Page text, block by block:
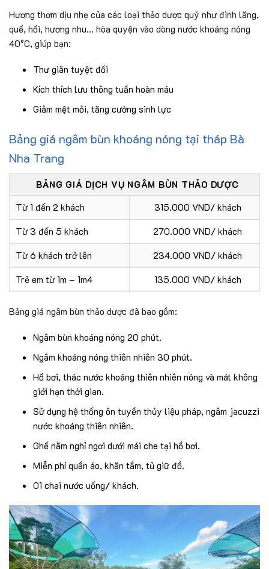
Hương thơm dịu nhẹ của các loại thảo dược quý như đinh lăng,
quế, hồi, hương nhu… hòa quyện vào dòng nước khoáng nóng
40°C, giúp bạn:
Thư giãn tuyệt đối
Kích thích lưu thông tuần hoàn máu
Giảm mệt mỏi, tăng cường sinh lực
Bảng giá ngâm bùn khoáng nóng tại tháp Bà
Nha Trang
BẢNG GIÁ DỊCH VỤ NGÂM BÙN THẢO DƯỢC
Từ 1 đến 2 khách
315.000 VND/ khách
Từ 3 đến 5 khách
270.000 VND/ khách
Từ 6 khách trở lên
234.000 VND/ khách
Trẻ em từ 1m – 1m4
135.000 VND/ khách
Bảng giá ngâm bùn thảo dược đã bao gồm:
Ngâm bùn khoáng nóng 20 phút.
Ngâm khoáng nóng thiên nhiên 30 phút.
Hồ bơi, thác nước khoáng thiên nhiên nóng và mát không
giới hạn thời gian.
Sử dụng hệ thống ôn tuyền thủy liệu pháp, ngâm jacuzzi
nước khoáng thiên nhiên.
Ghế nằm nghỉ ngơi dưới mái che tại hồ bơi.
Miễn phí quần áo, khăn tắm, tủ giữ đồ.
01 chai nước uống/ khách.